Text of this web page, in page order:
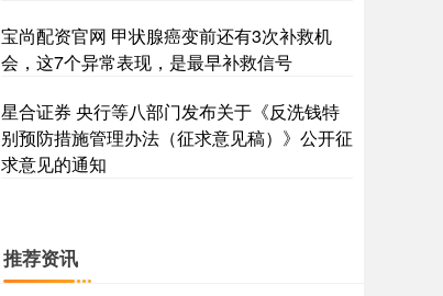
宝尚配资官网 甲状腺癌变前还有3次补救机
会，这7个异常表现，是最早补救信号
星合证券 央行等八部门发布关于《反洗钱特
别预防措施管理办法（征求意见稿）》公开征
求意见的通知
推荐资讯